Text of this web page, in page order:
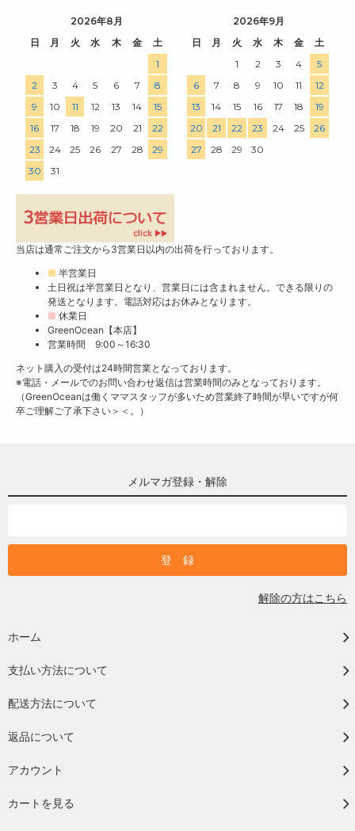
2026年8月
日
月 火 水 木 金
土
1
2
3 4 5 6 7
8
9
10 11 12 13 14
15
16
17 18 19 20 21
22
23
24 25 26 27 28
29
30
31
2026年9月
日
月 火 水 木 金
土
1
2 3 4
5
6
7 8 9 10 11
12
13
14 15 16 17 18
19
20
21 22 23 24 25
26
27
28 29 30
当店は通常ご注文から3営業日以内の出荷を行っております。
■ 半営業日
土日祝は半営業日となり、営業日には含まれません。できる限りの
発送となります。電話対応はお休みとなります。
■ 休業日
GreenOcean【本店】
営業時間 9:00～16:30
ネット購入の受付は24時間営業となっております。
※電話・メールでのお問い合わせ返信は営業時間のみとなっております。
（GreenOceanは働くママスタッフが多いため営業終了時間が早いですが何
卒ご理解ご了承下さい＞＜。）
メルマガ登録・解除
解除の方はこちら
ホーム
支払い方法について
配送方法について
返品について
アカウント
カートを見る